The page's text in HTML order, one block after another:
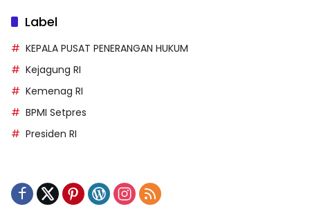
Label
KEPALA PUSAT PENERANGAN HUKUM
Kejagung RI
Kemenag RI
BPMI Setpres
Presiden RI